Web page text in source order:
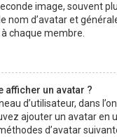
image, souvent
nom d’avatar et
chaque membre.
afficher un avatar ?
d’utilisateur, dans
ajouter un avatar en
d’avatar